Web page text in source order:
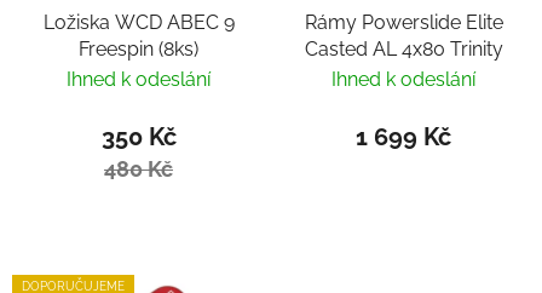
Ložiska WCD ABEC 9
Freespin (8ks)
Ihned k odeslání
350 Kč
480 Kč
Rámy Powerslide Elite
Casted AL 4x80 Trinity
Ihned k odeslání
1 699 Kč
DOPORUČUJEME